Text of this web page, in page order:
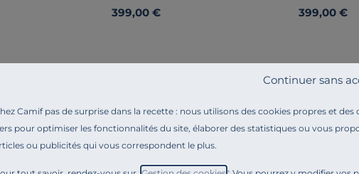
Camif pas de surprise dans la recette : nous utilisons des cookies propres et des
pour optimiser les fonctionnalités du site, élaborer des statistiques ou vous
ou publicités qui vous correspondent le plus.
Continuer sans
399,00 €
399,00 €
Référence : 100376162700
La chaise Noor 6050 est une solution d’assise